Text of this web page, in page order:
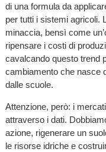
di una formula da
per tutti i sistemi agricoli.
minaccia, bensì come
ripensare i costi di
cavalcando questo trend
cambiamento che nasce
dalle scuole.
Attenzione, però: i
attraverso i dati.
azione, rigenerare un
le risorse idriche e